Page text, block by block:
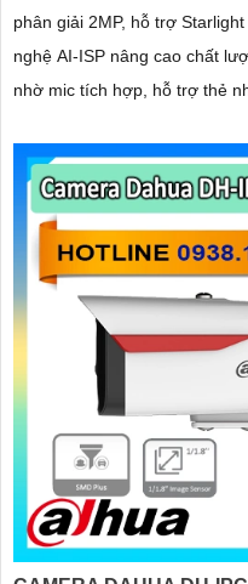
phân giải 2MP, hỗ trợ
nghệ AI-ISP nâng cao chất
nhờ mic tích hợp, hỗ trợ thẻ